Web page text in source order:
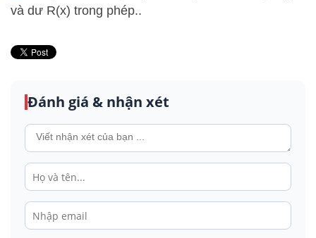
và dư R(x) trong phép..
Đánh giá & nhận xét